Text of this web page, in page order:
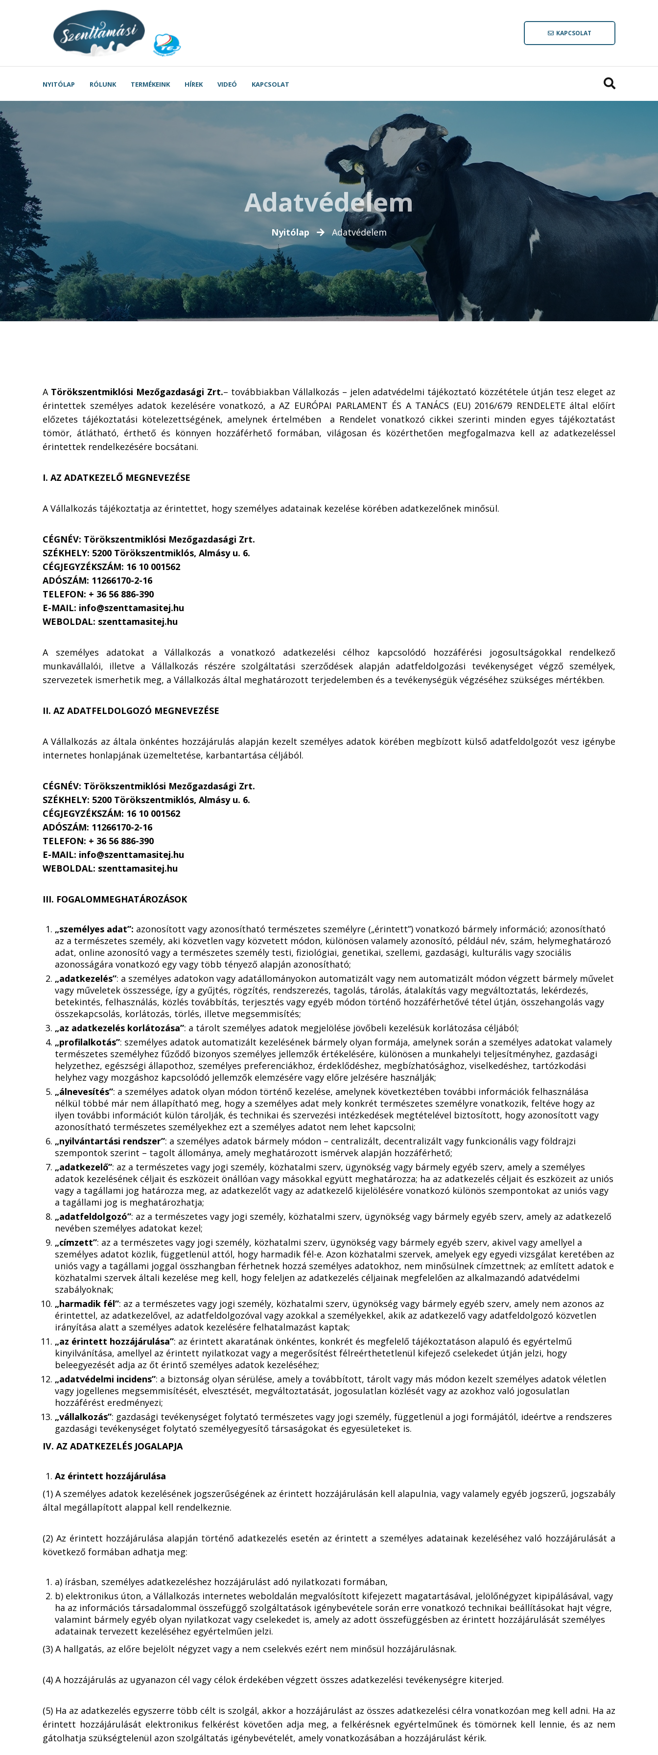
KAPCSOLAT
NYITÓLAP RÓLUNK TERMÉKEINK HÍREK VIDEÓ KAPCSOLAT
Adatvédelem
Nyitólap Adatvédelem
A Törökszentmiklósi Mezőgazdasági Zrt.– továbbiakban Vállalkozás – jelen adatvédelmi tájékoztató közzététele útján tesz eleget az
érintettek személyes adatok kezelésére vonatkozó, a AZ EURÓPAI PARLAMENT ÉS A TANÁCS (EU) 2016/679 RENDELETE által előírt
előzetes tájékoztatási kötelezettségének, amelynek értelmében a Rendelet vonatkozó cikkei szerinti minden egyes tájékoztatást
tömör, átlátható, érthető és könnyen hozzáférhető formában, világosan és közérthetően megfogalmazva kell az adatkezeléssel
érintettek rendelkezésére bocsátani.
I. AZ ADATKEZELŐ MEGNEVEZÉSE
A Vállalkozás tájékoztatja az érintettet, hogy személyes adatainak kezelése körében adatkezelőnek minősül.
CÉGNÉV: Törökszentmiklósi Mezőgazdasági Zrt.
SZÉKHELY: 5200 Törökszentmiklós, Almásy u. 6.
CÉGJEGYZÉKSZÁM: 16 10 001562
ADÓSZÁM: 11266170-2-16
TELEFON: + 36 56 886-390
E-MAIL: info@szenttamasitej.hu
WEBOLDAL: szenttamasitej.hu
A személyes adatokat a Vállalkozás a vonatkozó adatkezelési célhoz kapcsolódó hozzáférési jogosultságokkal rendelkező
munkavállalói, illetve a Vállalkozás részére szolgáltatási szerződések alapján adatfeldolgozási tevékenységet végző személyek,
szervezetek ismerhetik meg, a Vállalkozás által meghatározott terjedelemben és a tevékenységük végzéséhez szükséges mértékben.
II. AZ ADATFELDOLGOZÓ MEGNEVEZÉSE
A Vállalkozás az általa önkéntes hozzájárulás alapján kezelt személyes adatok körében megbízott külső adatfeldolgozót vesz igénybe
internetes honlapjának üzemeltetése, karbantartása céljából.
CÉGNÉV: Törökszentmiklósi Mezőgazdasági Zrt.
SZÉKHELY: 5200 Törökszentmiklós, Almásy u. 6.
CÉGJEGYZÉKSZÁM: 16 10 001562
ADÓSZÁM: 11266170-2-16
TELEFON: + 36 56 886-390
E-MAIL: info@szenttamasitej.hu
WEBOLDAL: szenttamasitej.hu
III. FOGALOMMEGHATÁROZÁSOK
„személyes adat”: azonosított vagy azonosítható természetes személyre („érintett”) vonatkozó bármely információ; azonosítható
az a természetes személy, aki közvetlen vagy közvetett módon, különösen valamely azonosító, például név, szám, helymeghatározó
adat, online azonosító vagy a természetes személy testi, fiziológiai, genetikai, szellemi, gazdasági, kulturális vagy szociális
azonosságára vonatkozó egy vagy több tényező alapján azonosítható;
„adatkezelés”: a személyes adatokon vagy adatállományokon automatizált vagy nem automatizált módon végzett bármely művelet
vagy műveletek összessége, így a gyűjtés, rögzítés, rendszerezés, tagolás, tárolás, átalakítás vagy megváltoztatás, lekérdezés,
betekintés, felhasználás, közlés továbbítás, terjesztés vagy egyéb módon történő hozzáférhetővé tétel útján, összehangolás vagy
összekapcsolás, korlátozás, törlés, illetve megsemmisítés;
„az adatkezelés korlátozása”: a tárolt személyes adatok megjelölése jövőbeli kezelésük korlátozása céljából;
„profilalkotás”: személyes adatok automatizált kezelésének bármely olyan formája, amelynek során a személyes adatokat valamely
természetes személyhez fűződő bizonyos személyes jellemzők értékelésére, különösen a munkahelyi teljesítményhez, gazdasági
helyzethez, egészségi állapothoz, személyes preferenciákhoz, érdeklődéshez, megbízhatósághoz, viselkedéshez, tartózkodási
helyhez vagy mozgáshoz kapcsolódó jellemzők elemzésére vagy előre jelzésére használják;
„álnevesítés”: a személyes adatok olyan módon történő kezelése, amelynek következtében további információk felhasználása
nélkül többé már nem állapítható meg, hogy a személyes adat mely konkrét természetes személyre vonatkozik, feltéve hogy az
ilyen további információt külön tárolják, és technikai és szervezési intézkedések megtételével biztosított, hogy azonosított vagy
azonosítható természetes személyekhez ezt a személyes adatot nem lehet kapcsolni;
„nyilvántartási rendszer”: a személyes adatok bármely módon – centralizált, decentralizált vagy funkcionális vagy földrajzi
szempontok szerint – tagolt állománya, amely meghatározott ismérvek alapján hozzáférhető;
„adatkezelő”: az a természetes vagy jogi személy, közhatalmi szerv, ügynökség vagy bármely egyéb szerv, amely a személyes
adatok kezelésének céljait és eszközeit önállóan vagy másokkal együtt meghatározza; ha az adatkezelés céljait és eszközeit az uniós
vagy a tagállami jog határozza meg, az adatkezelőt vagy az adatkezelő kijelölésére vonatkozó különös szempontokat az uniós vagy
a tagállami jog is meghatározhatja;
„adatfeldolgozó”: az a természetes vagy jogi személy, közhatalmi szerv, ügynökség vagy bármely egyéb szerv, amely az adatkezelő
nevében személyes adatokat kezel;
„címzett”: az a természetes vagy jogi személy, közhatalmi szerv, ügynökség vagy bármely egyéb szerv, akivel vagy amellyel a
személyes adatot közlik, függetlenül attól, hogy harmadik fél-e. Azon közhatalmi szervek, amelyek egy egyedi vizsgálat keretében az
uniós vagy a tagállami joggal összhangban férhetnek hozzá személyes adatokhoz, nem minősülnek címzettnek; az említett adatok e
közhatalmi szervek általi kezelése meg kell, hogy feleljen az adatkezelés céljainak megfelelően az alkalmazandó adatvédelmi
szabályoknak;
„harmadik fél”: az a természetes vagy jogi személy, közhatalmi szerv, ügynökség vagy bármely egyéb szerv, amely nem azonos az
érintettel, az adatkezelővel, az adatfeldolgozóval vagy azokkal a személyekkel, akik az adatkezelő vagy adatfeldolgozó közvetlen
irányítása alatt a személyes adatok kezelésére felhatalmazást kaptak;
„az érintett hozzájárulása”: az érintett akaratának önkéntes, konkrét és megfelelő tájékoztatáson alapuló és egyértelmű
kinyilvánítása, amellyel az érintett nyilatkozat vagy a megerősítést félreérthetetlenül kifejező cselekedet útján jelzi, hogy
beleegyezését adja az őt érintő személyes adatok kezeléséhez;
„adatvédelmi incidens”: a biztonság olyan sérülése, amely a továbbított, tárolt vagy más módon kezelt személyes adatok véletlen
vagy jogellenes megsemmisítését, elvesztését, megváltoztatását, jogosulatlan közlését vagy az azokhoz való jogosulatlan
hozzáférést eredményezi;
„vállalkozás”: gazdasági tevékenységet folytató természetes vagy jogi személy, függetlenül a jogi formájától, ideértve a rendszeres
gazdasági tevékenységet folytató személyegyesítő társaságokat és egyesületeket is.
IV. AZ ADATKEZELÉS JOGALAPJA
Az érintett hozzájárulása
(1) A személyes adatok kezelésének jogszerűségének az érintett hozzájárulásán kell alapulnia, vagy valamely egyéb jogszerű, jogszabály
által megállapított alappal kell rendelkeznie.
(2) Az érintett hozzájárulása alapján történő adatkezelés esetén az érintett a személyes adatainak kezeléséhez való hozzájárulását a
következő formában adhatja meg:
a) írásban, személyes adatkezeléshez hozzájárulást adó nyilatkozati formában,
b) elektronikus úton, a Vállalkozás internetes weboldalán megvalósított kifejezett magatartásával, jelölőnégyzet kipipálásával, vagy
ha az információs társadalommal összefüggő szolgáltatások igénybevétele során erre vonatkozó technikai beállításokat hajt végre,
valamint bármely egyéb olyan nyilatkozat vagy cselekedet is, amely az adott összefüggésben az érintett hozzájárulását személyes
adatainak tervezett kezeléséhez egyértelműen jelzi.
(3) A hallgatás, az előre bejelölt négyzet vagy a nem cselekvés ezért nem minősül hozzájárulásnak.
(4) A hozzájárulás az ugyanazon cél vagy célok érdekében végzett összes adatkezelési tevékenységre kiterjed.
(5) Ha az adatkezelés egyszerre több célt is szolgál, akkor a hozzájárulást az összes adatkezelési célra vonatkozóan meg kell adni. Ha az
érintett hozzájárulását elektronikus felkérést követően adja meg, a felkérésnek egyértelműnek és tömörnek kell lennie, és az nem
gátolhatja szükségtelenül azon szolgáltatás igénybevételét, amely vonatkozásában a hozzájárulást kérik.